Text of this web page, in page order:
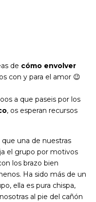
de cómo envolver
con y para el amor 😉
a que paseis por los
, os esperan recursos
una de nuestras
el grupo por motivos
los brazo bien
Ha sido más de un
ella es pura chispa,
al pie del cañón